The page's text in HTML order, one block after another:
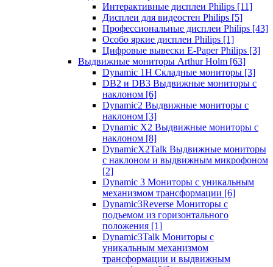
Интерактивные дисплеи Philips [11]
Дисплеи для видеостен Philips [5]
Профессиональные дисплеи Philips [43]
Особо яркие дисплеи Philips [1]
Цифровые вывески E-Paper Philips [3]
Выдвижные мониторы Arthur Holm [63]
Dynamic 1Н Складные мониторы [3]
DB2 и DB3 Выдвижные мониторы с
наклоном [6]
Dynamic2 Выдвижные мониторы с
наклоном [3]
Dynamic X2 Выдвижные мониторы с
наклоном [8]
DynamicX2Talk Выдвижные мониторы
с наклоном и выдвижным микрофоном
[2]
Dynamic 3 Мониторы с уникальным
механизмом трансформации [6]
Dynamic3Reverse Мониторы с
подъемом из горизонтального
положения [1]
Dynamic3Talk Мониторы с
уникальным механизмом
трансформации и выдвижным